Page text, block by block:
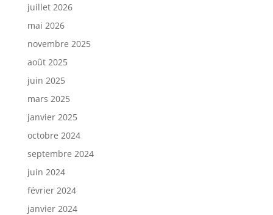
juillet 2026
mai 2026
novembre 2025
août 2025
juin 2025
mars 2025
janvier 2025
octobre 2024
septembre 2024
juin 2024
février 2024
janvier 2024